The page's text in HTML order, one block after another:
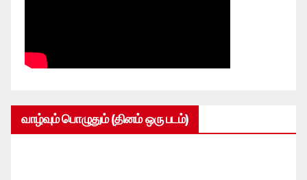
வாழ்வும் பொழுதும் (தினம் ஒரு படம்)